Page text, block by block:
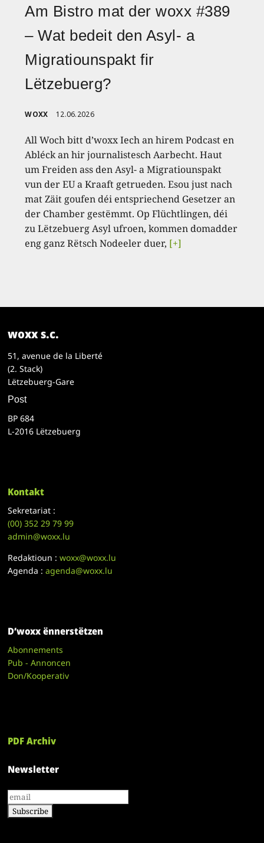
Am Bistro mat der woxx #389
– Wat bedeit den Asyl- a
Migratiounspakt fir
Lëtzebuerg?
WOXX 12.06.2026
All Woch bitt d’woxx Iech an hirem Podcast en
Abléck an hir journalistesch Aarbecht. Haut
um Freiden ass den Asyl- a Migratiounspakt
vun der EU a Kraaft getrueden. Esou just nach
mat Zäit goufen déi entspriechend Gesetzer an
der Chamber gestëmmt. Op Flüchtlingen, déi
zu Lëtzebuerg Asyl ufroen, kommen domadder
eng ganz Rëtsch Nodeeler duer, [+]
woxx s.c.
51, avenue de la Liberté
(2. Stack)
Lëtzebuerg-Gare
Post
BP 684
L-2016 Lëtzebuerg
Kontakt
Sekretariat :
(00)352 29 79 99
admin@woxx.lu
Redaktioun :woxx@woxx.lu
Agenda :agenda@woxx.lu
D’woxx ënnerstëtzen
Abonnements
Pub - Annoncen
Don/Kooperativ
PDF Archiv
Newsletter